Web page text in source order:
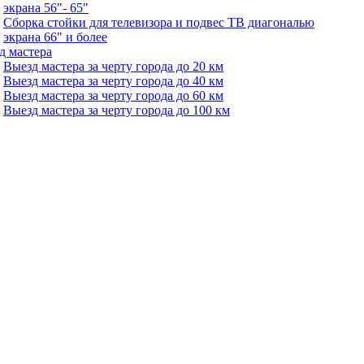
экрана 56"- 65"
Сборка стойки для телевизора и подвес ТВ диагональю
экрана 66" и более
мастера
Выезд мастера за черту города до 20 км
Выезд мастера за черту города до 40 км
Выезд мастера за черту города до 60 км
Выезд мастера за черту города до 100 км